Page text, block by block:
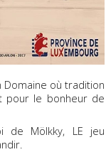
Domaine où tradition
pour le bonheur de
de Mölkky, LE jeu